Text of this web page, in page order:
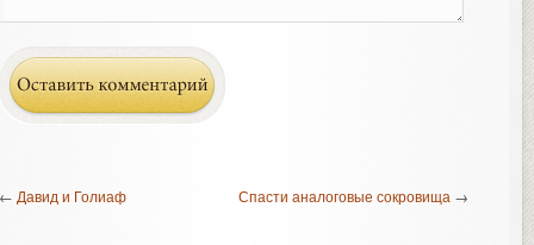
Давид и Голиаф Спасти аналоговые сокровища →